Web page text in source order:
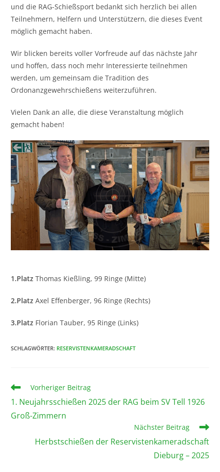
und die RAG-Schießsport bedankt sich herzlich bei allen
Teilnehmern, Helfern und Unterstützern, die dieses Event
möglich gemacht haben.
Wir blicken bereits voller Vorfreude auf das nächste Jahr
und hoffen, dass noch mehr Interessierte teilnehmen
werden, um gemeinsam die Tradition des
Ordonanzgewehrschießens weiterzuführen.
Vielen Dank an alle, die diese Veranstaltung möglich
gemacht haben!
1.Platz Thomas Kießling, 99 Ringe (Mitte)
2.Platz Axel Effenberger, 96 Ringe (Rechts)
3.Platz Florian Tauber, 95 Ringe (Links)
SCHLAGWÖRTER: RESERVISTENKAMERADSCHAFT
Vorheriger Beitrag
1. Neujahrsschießen 2025 der RAG beim SV Tell 1926
Groß-Zimmern
Nächster Beitrag
Herbstschießen der Reservistenkameradschaft
Dieburg – 2025